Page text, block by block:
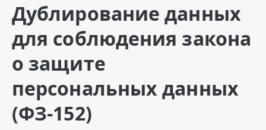
Дублирование данных
для соблюдения закона
о защите
персональных данных
(ФЗ-152)